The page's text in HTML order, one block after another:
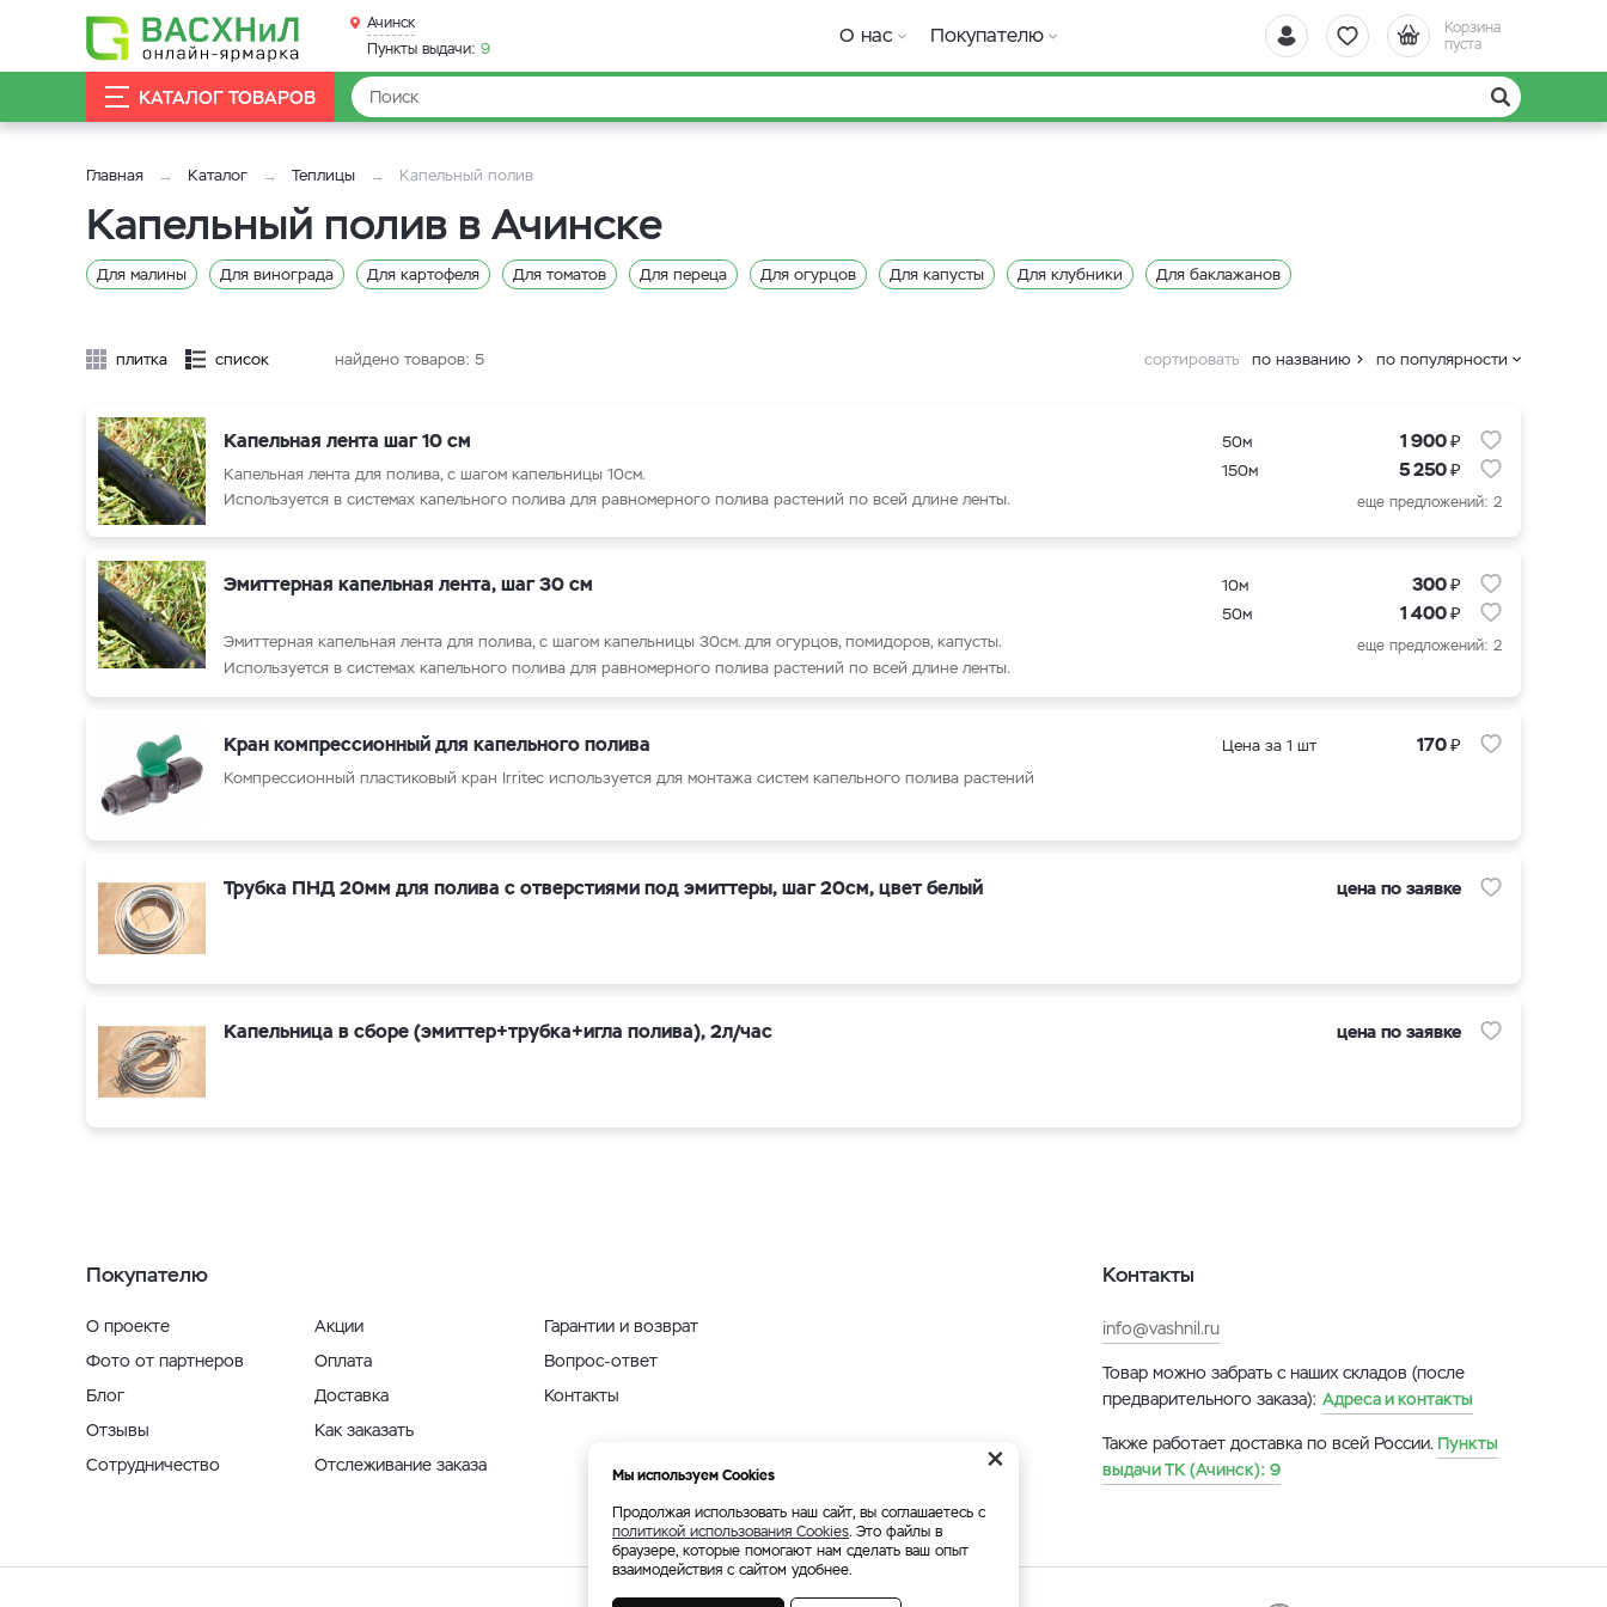
Корзина
пуста
Ачинск
Пункты выдачи: 9
О нас Покупателю
КАТАЛОГ ТОВАРОВ
Главная Каталог Теплицы Капельный полив
Капельный полив в Ачинске
Для малины Для винограда Для картофеля Для томатов Для переца Для огурцов Для капусты Для клубники Для баклажанов
плитка список найдено товаров: 5 сортировать по названию по популярности
Капельная лента шаг 10 см
Капельная лента для полива, с шагом капельницы 10см.
Используется в системах капельного полива для равномерного полива растений по всей длине ленты.
50м 1 900₽
150м 5 250₽
еще предложений: 2
Эмиттерная капельная лента, шаг 30 см
Эмиттерная капельная лента для полива, с шагом капельницы 30см. для огурцов, помидоров, капусты.
Используется в системах капельного полива для равномерного полива растений по всей длине ленты.
10м 300₽
50м 1 400₽
еще предложений: 2
Кран компрессионный для капельного полива
Компрессионный пластиковый кран Irritec используется для монтажа систем капельного полива растений
Цена за 1 шт 170₽
Трубка ПНД 20мм для полива с отверстиями под эмиттеры, шаг 20см, цвет белый цена по заявке
Капельница в сборе (эмиттер+трубка+игла полива), 2л/час цена по заявке
Покупателю
О проекте
Фото от партнеров
Блог
Отзывы
Сотрудничество
Акции
Оплата
Доставка
Как заказать
Отслеживание заказа
Гарантии и возврат
Вопрос-ответ
Контакты
Контакты
info@vashnil.ru
Товар можно забрать с наших складов (после
предварительного заказа): Адреса и контакты
Также работает доставка по всей России. Пункты
выдачи ТК (Ачинск): 9
×
Мы используем Cookies
Продолжая использовать наш сайт, вы соглашаетесь с
политикой использования Cookies. Это файлы в
браузере, которые помогают нам сделать ваш опыт
взаимодействия с сайтом удобнее.